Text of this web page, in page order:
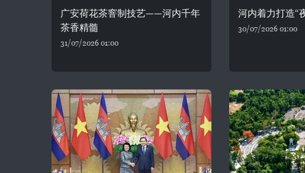
广安荷花茶窨制技艺——河内千年
茶香精髓
31/07/2026 01:00
河内着力打造“
30/07/2026 01:00